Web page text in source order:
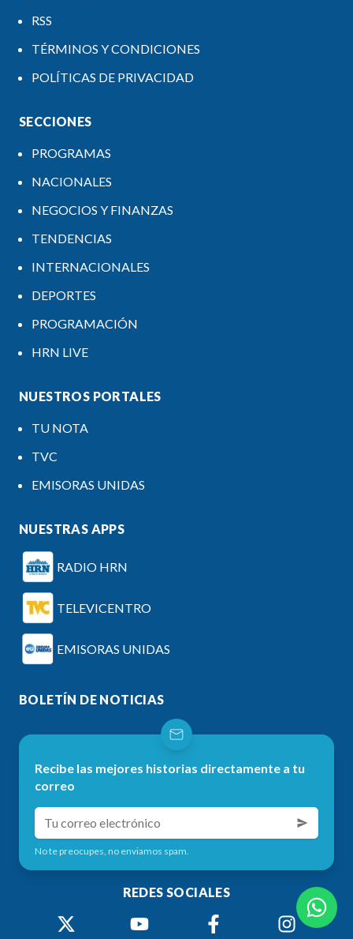
RSS
TÉRMINOS Y CONDICIONES
POLÍTICAS DE PRIVACIDAD
SECCIONES
PROGRAMAS
NACIONALES
NEGOCIOS Y FINANZAS
TENDENCIAS
INTERNACIONALES
DEPORTES
PROGRAMACIÓN
HRN LIVE
NUESTROS PORTALES
TU NOTA
TVC
EMISORAS UNIDAS
NUESTRAS APPS
RADIO HRN
TELEVICENTRO
EMISORAS UNIDAS
BOLETÍN DE NOTICIAS
Recibe las mejores historias directamente a tu
correo
No te preocupes, no enviamos spam.
REDES SOCIALES